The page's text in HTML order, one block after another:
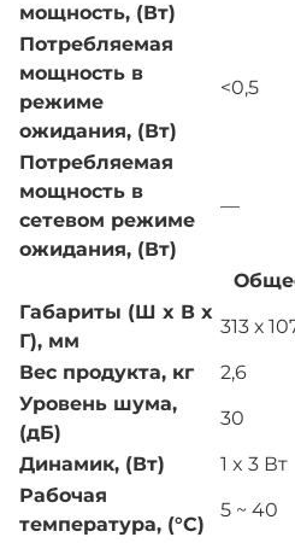
мощность, (Вт)
Потребляемая
мощность в
режиме
ожидания, (Вт)
<0,5
Потребляемая
мощность в
сетевом режиме
ожидания, (Вт)
—
Габариты (Ш x В x
Г), мм
313 х
Вес продукта, кг
2,6
Уровень шума,
(дБ)
30
Динамик, (Вт)
1 x 3 Вт
Рабочая
температура, (°C)
5 ~ 40